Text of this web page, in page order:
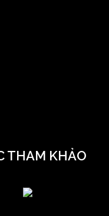
THAM KHẢO